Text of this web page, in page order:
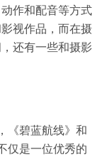
作和配音等方式
视作品，而在摄
还有一些和摄影
《碧蓝航线》和
仅是一位优秀的